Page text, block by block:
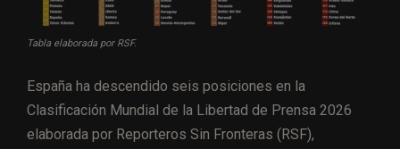
Tabla elaborada por RSF.
España ha descendido seis posiciones en la
Clasificación Mundial de la Libertad de Prensa 2026
elaborada por Reporteros Sin Fronteras (RSF),